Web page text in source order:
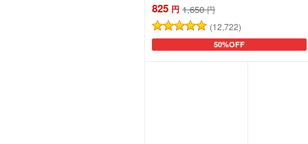
825 円 1,650 円
(12,722)
50%OFF
カートに追加